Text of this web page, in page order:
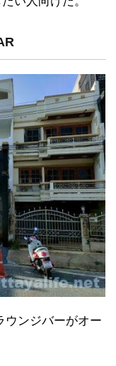
ウンジバーがオー